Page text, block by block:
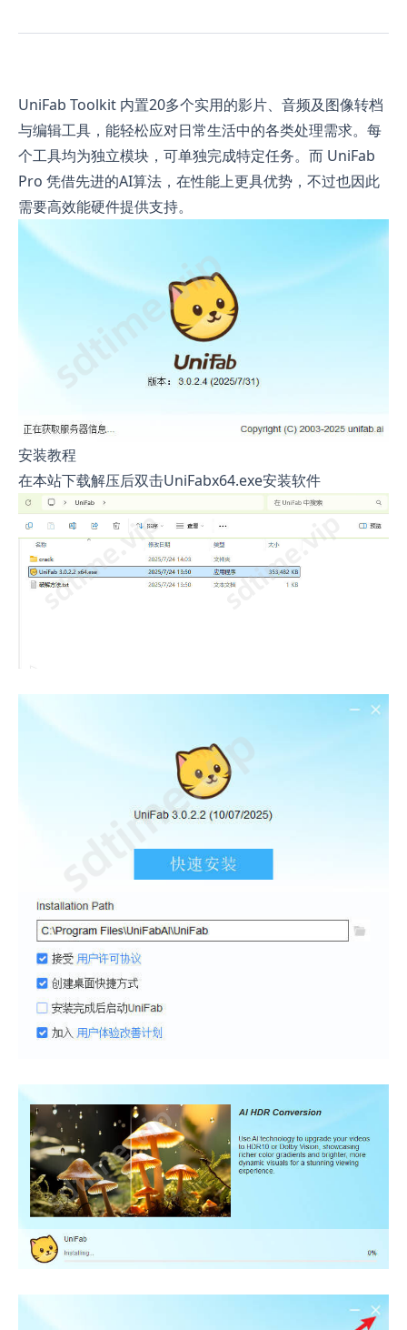
UniFab Toolkit 内置20多个实用的影片、音频及图像转档
与编辑工具，能轻松应对日常生活中的各类处理需求。每
个工具均为独立模块，可单独完成特定任务。而 UniFab
Pro 凭借先进的AI算法，在性能上更具优势，不过也因此
需要高效能硬件提供支持。
安装教程
在本站下载解压后双击UniFabx64.exe安装软件